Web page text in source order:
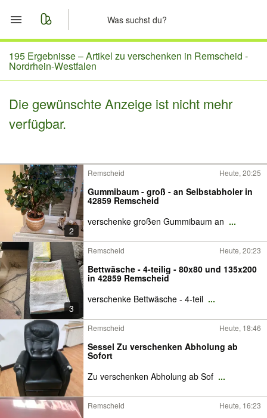
Start
Merkliste
Nachrichten
195 Ergebnisse –Artikel zu verschenken in Remscheid -
Nordrhein-Westfalen
Die gewünschte Anzeige ist nicht mehr
verfügbar.
2
Remscheid Heute, 20:25
Gummibaum - groß - an Selbstabholer in
42859 Remscheid
verschenke großen Gummibaum an ...
3
Remscheid Heute, 20:23
Bettwäsche - 4-teilig - 80x80 und 135x200
in 42859 Remscheid
verschenke Bettwäsche - 4-teil ...
Remscheid Heute, 18:46
Sessel Zu verschenken Abholung ab
Sofort
Zu verschenken Abholung ab Sof ...
Remscheid Heute, 16:23